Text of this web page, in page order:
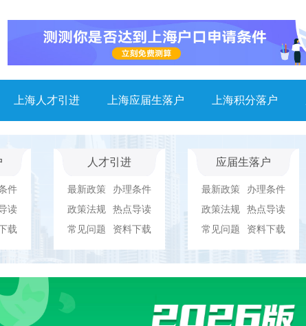
上海人才引进 上海应届生落户 上海积分落户
件
读
载
人才引进
最新政策
办理条件
政策法规
热点导读
常见问题
资料下载
应届生落户
最新政策
办理条件
政策法规
热点导读
常见问题
资料下载